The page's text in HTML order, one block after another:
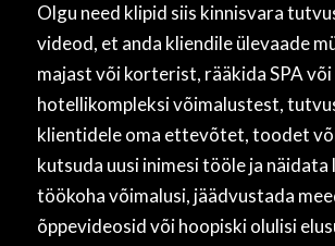
Olgu need klipid siis kinnisvara
videod, et anda kliendile ülevaade
majast või korterist, rääkida SPA või
hotellikompleksi võimalustest,
klientidele oma ettevõtet, toodet
kutsuda uusi inimesi tööle ja näidata
töökoha võimalusi, jäädvustada
õppevideosid või hoopiski olulisi